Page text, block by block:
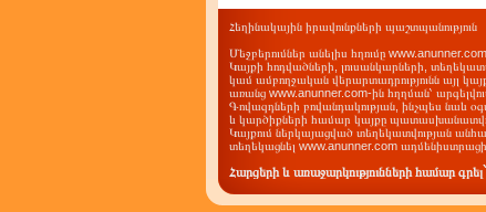
Հեղինակային իրավունքների պաշտպանություն
Մեջբերումներ անելիս հղումը
Կայքի հոդվածների, լուսանկարների,
կամ ամբողջական վերարտադրությունն այլ
առանց www.anunner.com-ին հղղման՝
Գովազդների բովանդակության, ինչպես նաև
և կարծիքների համար կայքը
Կայքում ներկայացված տեղեկատվության
տեղեկացնել www.anunner.com
Հարցերի և առաջարկությունների համար գրել`